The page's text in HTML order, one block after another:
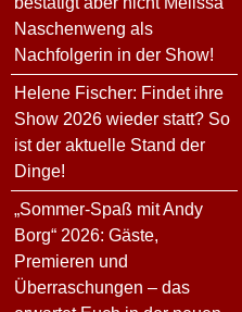
Naschenweng als
Nachfolgerin in der Show!
Helene Fischer: Findet ihre
Show 2026 wieder statt? So
ist der aktuelle Stand der
Dinge!
„Sommer-Spaß mit Andy
Borg“ 2026: Gäste,
Premieren und
Überraschungen – das